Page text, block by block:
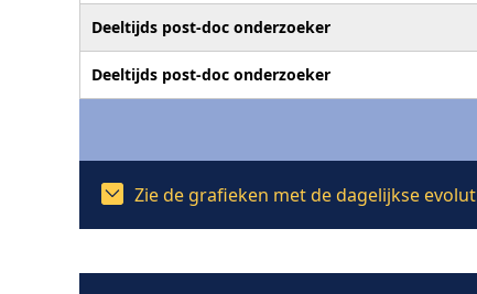
Deeltijds post-doc onderzoeker
Deeltijds post-doc onderzoeker
Zie de grafieken met de dagelijkse